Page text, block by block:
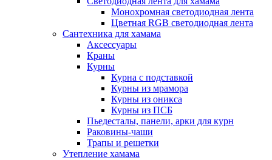
Монохромная светодиодная лента
Цветная RGB светодиодная лента
Сантехника для хамама
Аксессуары
Краны
Курны
Курна с подставкой
Курны из мрамора
Курны из оникса
Курны из ПСБ
Пьедесталы, панели, арки для курн
Раковины-чаши
Трапы и решетки
Утепление хамама